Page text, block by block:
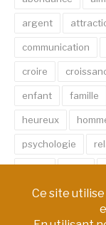
argent
communication
croire
enfant famille
heureux
psychologie
santé sexe
vie âme